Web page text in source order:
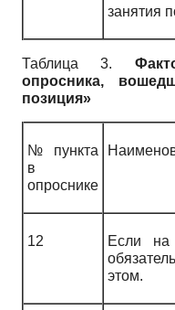
занятия
Таблица 3.
опросника,
позиция»
№ пункта
в
опроснике
12
Если
этом.